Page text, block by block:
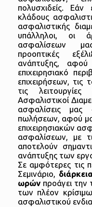
πολυσχιδείς. Εάν
κλάδους
ασφαλιστικής
υπάλληλοι, οι
ασφαλίσεων
προοπτικές
ανάπτυξης,
επιχειρησιακό
επιχειρήσεων, τις
τις
Ασφαλιστικοί
ασφαλίσεις μας
πωλήσεων, αφού
επιχειρησιακών
ασφαλίσεων, με
αποτελούν
ανάπτυξης των
Σε αμφότερες τις
Σεμινάριο,
ωρώνπροάγει την
των πλέον
ασφαλιστικού